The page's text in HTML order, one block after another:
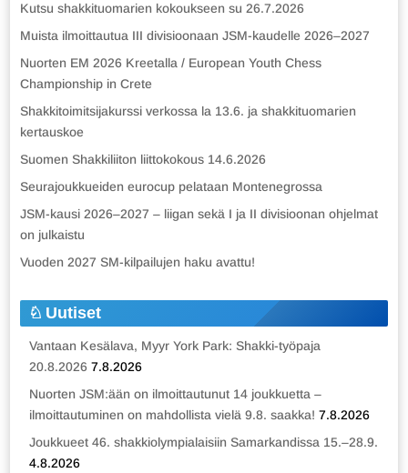
Kutsu shakkituomarien kokoukseen su 26.7.2026
Muista ilmoittautua III divisioonaan JSM-kaudelle 2026–2027
Nuorten EM 2026 Kreetalla / European Youth Chess
Championship in Crete
Shakkitoimitsijakurssi verkossa la 13.6. ja shakkituomarien
kertauskoe
Suomen Shakkiliiton liittokokous 14.6.2026
Seurajoukkueiden eurocup pelataan Montenegrossa
JSM-kausi 2026–2027 – liigan sekä I ja II divisioonan ohjelmat
on julkaistu
Vuoden 2027 SM-kilpailujen haku avattu!
Uutiset
Vantaan Kesälava, Myyr York Park: Shakki-työpaja
20.8.2026 7.8.2026
Nuorten JSM:ään on ilmoittautunut 14 joukkuetta –
ilmoittautuminen on mahdollista vielä 9.8. saakka! 7.8.2026
Joukkueet 46. shakkiolympialaisiin Samarkandissa 15.–28.9.
4.8.2026